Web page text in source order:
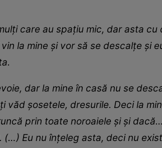
care au spațiu mic, dar asta
la mine și vor să se descalțe și
dar la mine în casă nu se
văd șosetele, dresurile. Deci la
prin toate noroaiele și și
(…) Eu nu înțeleg asta, deci nu